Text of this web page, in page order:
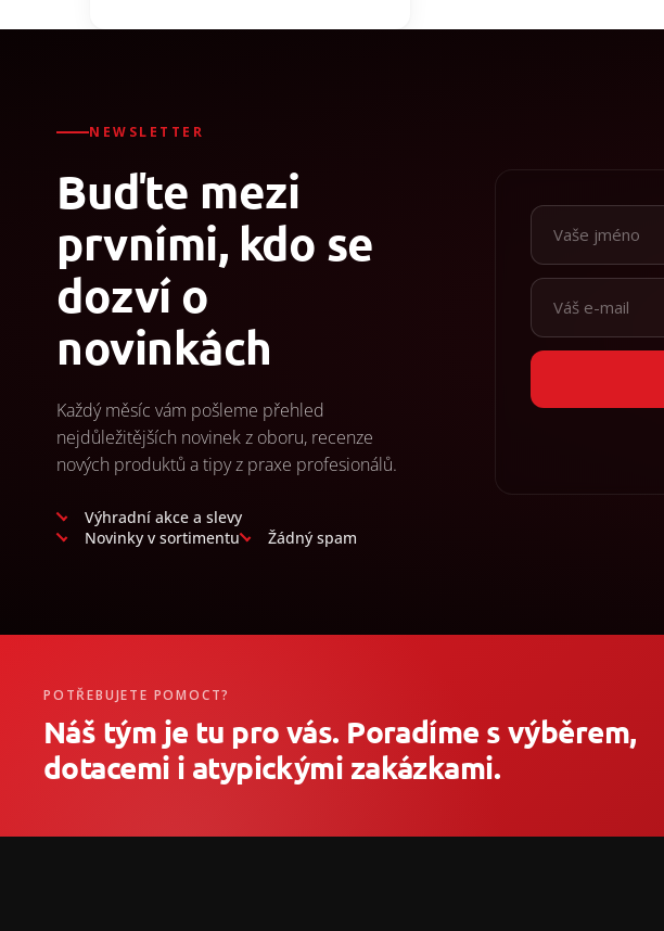
NEWSLETTER
Buďte mezi
prvními, kdo se
dozví o
novinkách
Každý měsíc vám pošleme přehled
nejdůležitějších novinek z oboru, recenze
nových produktů a tipy z praxe profesionálů.
Výhradní akce a slevy
Novinky v sortimentu
Žádný spam
POTŘEBUJETE POMOCT?
Náš tým je tu pro vás. Poradíme s výběrem,
dotacemi i atypickými zakázkami.